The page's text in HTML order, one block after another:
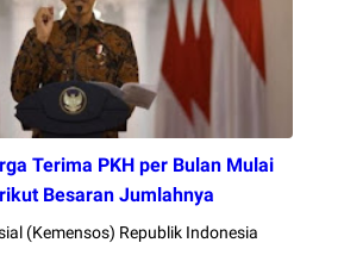
Terima PKH per Bulan Mulai
Besaran Jumlahnya
(Kemensos) Republik Indonesia